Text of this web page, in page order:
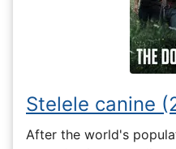
Stelele canine
After the world's